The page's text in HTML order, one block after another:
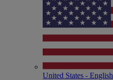
United States - English